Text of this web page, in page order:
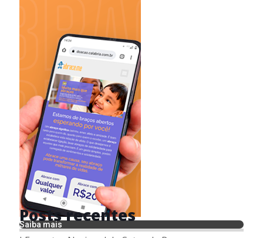
Saiba mais
Posts recentes